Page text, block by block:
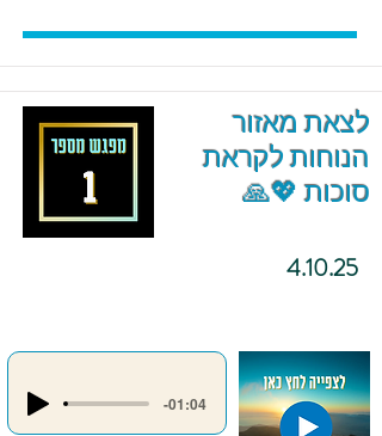
לצאת מאזור
הנוחות לקראת
סוכות 💖🙏
4.10.25
-01:04